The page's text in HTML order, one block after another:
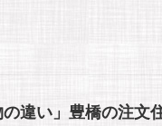
違い」豊橋の注文